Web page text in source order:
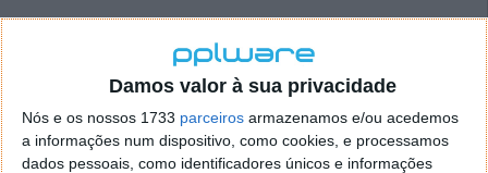
Damos valor à sua privacidade
Nós e os nossos 1733 parceiros armazenamos e/ou acedemos
a informações num dispositivo, como cookies, e processamos
dados pessoais, como identificadores únicos e informações